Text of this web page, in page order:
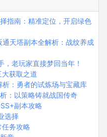
指南：精准定位，开启绿色
通天塔副本全解析：战纹养成
，老玩家直接梦回当年！
大获取之道
析：勇者的试炼场与宝藏库
：以策略铸就战国传奇
副本攻略
选择
任务攻略